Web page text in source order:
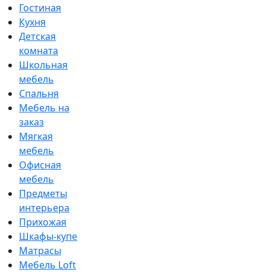
Гостиная
Кухня
Детская
комната
Школьная
мебель
Спальня
Мебель на
заказ
Мягкая
мебель
Офисная
мебель
Предметы
интерьера
Прихожая
Шкафы-купе
Матрасы
Мебель Loft